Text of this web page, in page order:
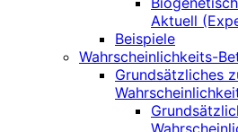
Aktuell
Beispiele
Wahrscheinlichkeits-
Grundsätzliches